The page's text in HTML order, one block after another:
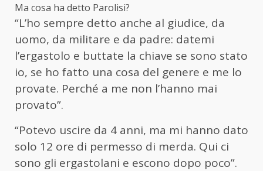
Ma cosa ha detto Parolisi?
“L’ho sempre detto anche al giudice, da
uomo, da militare e da padre: datemi
l’ergastolo e buttate la chiave se sono stato
io, se ho fatto una cosa del genere e me lo
provate. Perché a me non l’hanno mai
provato”.
“Potevo uscire da 4 anni, ma mi hanno dato
solo 12 ore di permesso di merda. Qui ci
sono gli ergastolani e escono dopo poco”.